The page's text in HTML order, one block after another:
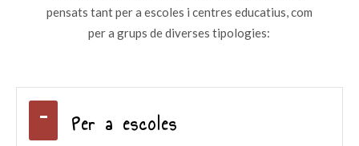
pensats tant per a escoles i centres educatius, com
per a grups de diverses tipologies:
Per a escoles